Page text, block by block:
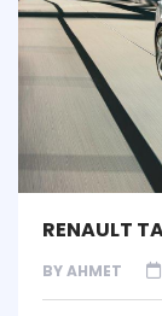
RENAULT
BYAHMET